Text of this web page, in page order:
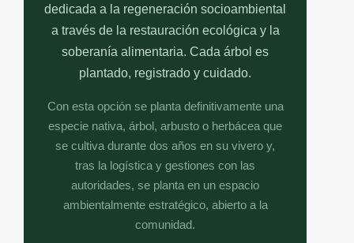
dedicada a la regeneración socioambiental
a través de la restauración ecológica y la
soberanía alimentaria. Cada árbol es
plantado, registrado y cuidado.
Con esta opción se planta definitivamente una
especie nativa, árbol, arbusto o herbácea que
se cultiva durante dos años en su vivero y,
tras la logística y gestiones con las
autoridades, se planta en un espacio
ambientalmente estratégico, abierto a la
comunidad.